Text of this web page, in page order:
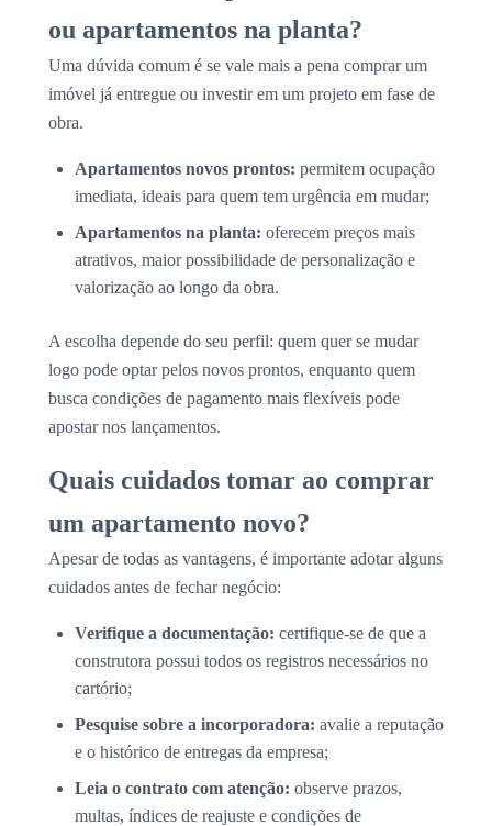
ou apartamentos na planta?
Uma dúvida comum é se vale mais a pena comprar um
imóvel já entregue ou investir em um projeto em fase de
obra.
Apartamentos novos prontos: permitem ocupação
imediata, ideais para quem tem urgência em mudar;
Apartamentos na planta: oferecem preços mais
atrativos, maior possibilidade de personalização e
valorização ao longo da obra.
A escolha depende do seu perfil: quem quer se mudar
logo pode optar pelos novos prontos, enquanto quem
busca condições de pagamento mais flexíveis pode
apostar nos lançamentos.
Quais cuidados tomar ao comprar
um apartamento novo?
Apesar de todas as vantagens, é importante adotar alguns
cuidados antes de fechar negócio:
Verifique a documentação: certifique-se de que a
construtora possui todos os registros necessários no
cartório;
Pesquise sobre a incorporadora: avalie a reputação
e o histórico de entregas da empresa;
Leia o contrato com atenção: observe prazos,
multas, índices de reajuste e condições de